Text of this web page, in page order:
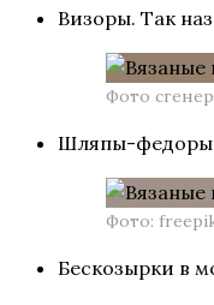
Визоры. Так
Фото
Шляпы-федоры.
Фото:
Бескозырки в